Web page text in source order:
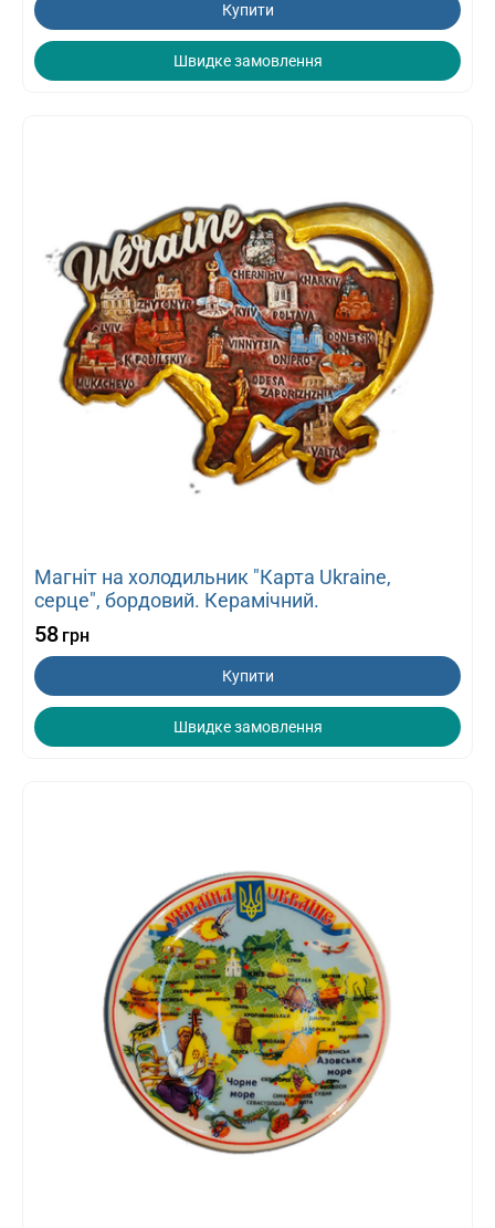
Купити
Швидке замовлення
Магніт на холодильник "Карта Ukraine,
серце", бордовий. Керамічний.
58 грн
Купити
Швидке замовлення